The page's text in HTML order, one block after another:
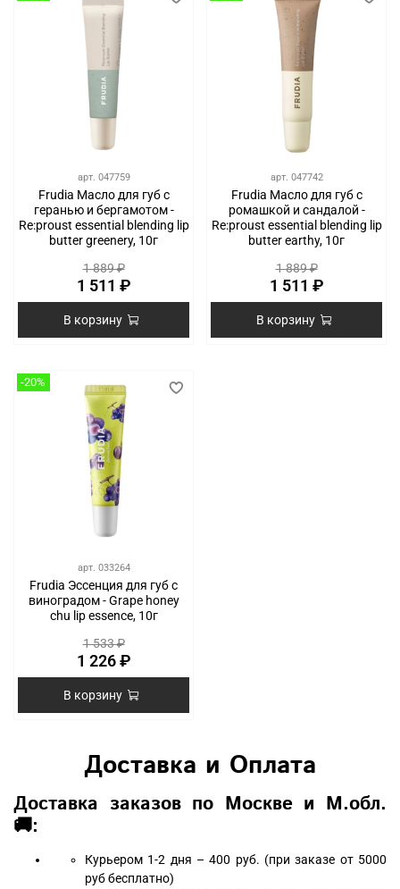
арт. 047759
Frudia Масло для губ с
геранью и бергамотом -
Re:proust essential blending lip
butter greenery, 10г
1 889 ₽
1 511 ₽
В корзину
арт. 047742
Frudia Масло для губ с
ромашкой и сандалой -
Re:proust essential blending lip
butter earthy, 10г
1 889 ₽
1 511 ₽
В корзину
-20%
арт. 033264
Frudia Эссенция для губ с
виноградом - Grape honey
chu lip essence, 10г
1 533 ₽
1 226 ₽
В корзину
Доставка и Оплата
Доставка заказов по Москве и М.обл.
🚚:
Курьером 1-2 дня – 400 руб. (при заказе от 5000
руб бесплатно)